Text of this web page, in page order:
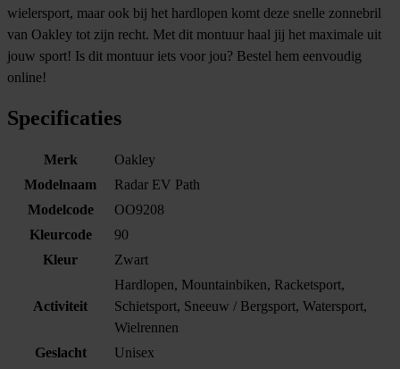
wielersport, maar ook bij het hardlopen komt deze snelle zonnebril
van Oakley tot zijn recht. Met dit montuur haal jij het maximale uit
jouw sport! Is dit montuur iets voor jou? Bestel hem eenvoudig
online!
Specificaties
Merk
Oakley
Modelnaam
Radar EV Path
Modelcode
OO9208
Kleurcode
90
Kleur
Zwart
Activiteit
Hardlopen, Mountainbiken, Racketsport,
Schietsport, Sneeuw / Bergsport, Watersport,
Wielrennen
Geslacht
Unisex